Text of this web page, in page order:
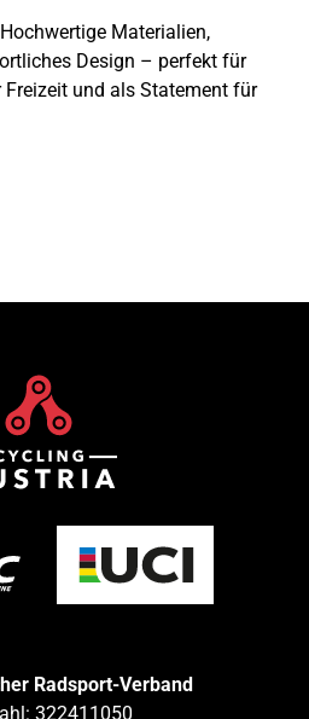
Materialien,
Design – perfekt für
und als Statement für
Radsport-Verband
322411050